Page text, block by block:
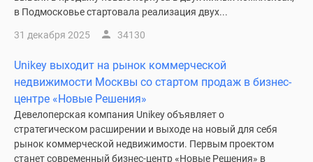
в Подмосковье стартовала реализация двух...
31 декабря 2025 34130
Unikey выходит на рынок коммерческой
недвижимости Москвы со стартом продаж в бизнес-
центре «Новые Решения»
Девелоперская компания Unikey объявляет о
стратегическом расширении и выходе на новый для себя
рынок коммерческой недвижимости. Первым проектом
станет современный бизнес-центр «Новые Решения» в